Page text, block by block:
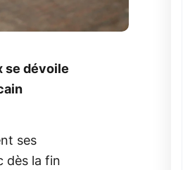
se dévoile
ses
dès la fin